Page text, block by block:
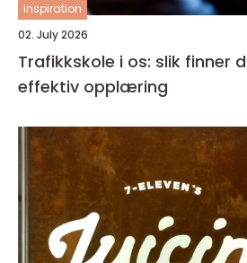
inspiration
02. July 2026
Trafikkskole i os: slik finner
effektiv opplæring